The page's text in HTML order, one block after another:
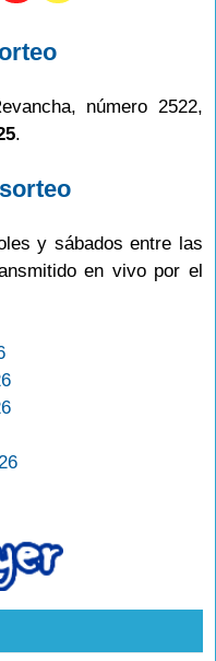
número 2522,
.
y sábados entre las
en vivo por el